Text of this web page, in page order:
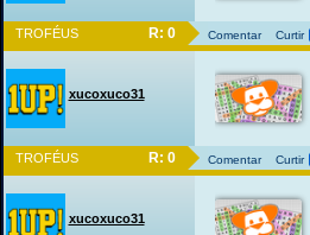
TROFÉUS R: 0 Comentar Curtir
xucoxuco31
TROFÉUS R: 0 Comentar Curtir
xucoxuco31